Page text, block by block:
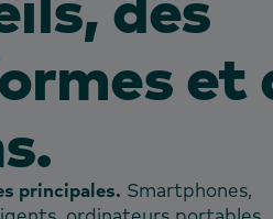
et
principales. Smartphones,